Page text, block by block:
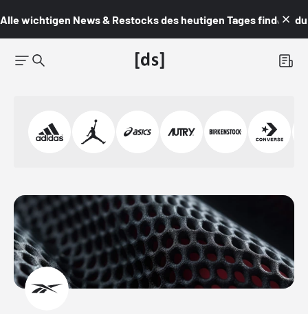
Alle wichtigen News & Restocks des heutigen Tages findest du